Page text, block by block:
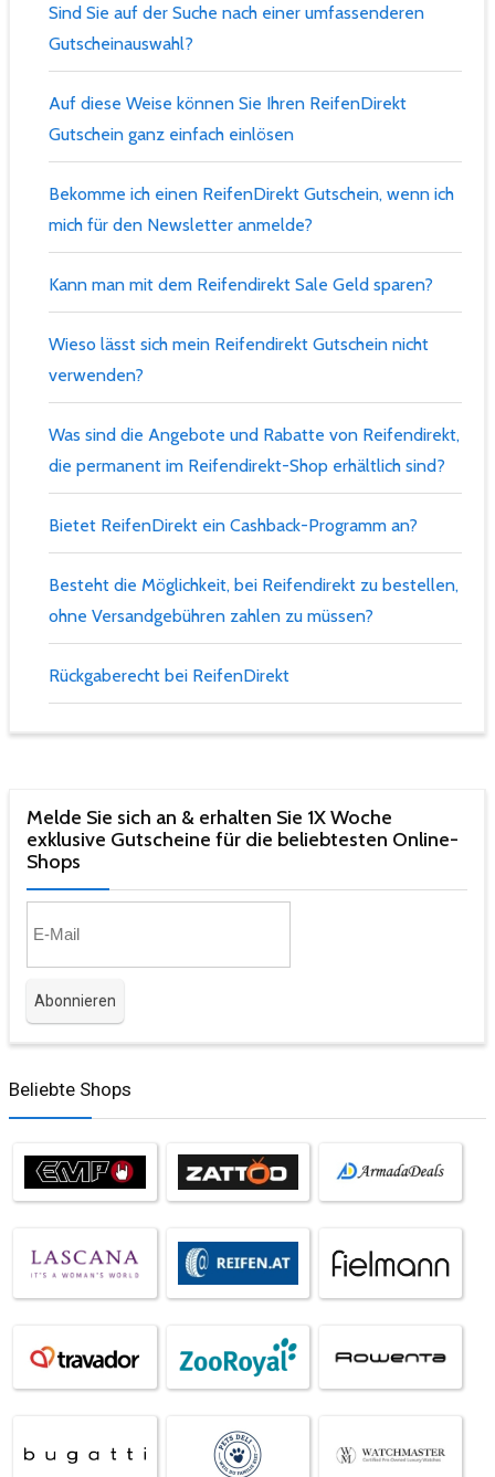
Sind Sie auf der Suche nach einer umfassenderen
Gutscheinauswahl?
Auf diese Weise können Sie Ihren ReifenDirekt
Gutschein ganz einfach einlösen
Bekomme ich einen ReifenDirekt Gutschein, wenn ich
mich für den Newsletter anmelde?
Kann man mit dem Reifendirekt Sale Geld sparen?
Wieso lässt sich mein Reifendirekt Gutschein nicht
verwenden?
Was sind die Angebote und Rabatte von Reifendirekt,
die permanent im Reifendirekt-Shop erhältlich sind?
Bietet ReifenDirekt ein Cashback-Programm an?
Besteht die Möglichkeit, bei Reifendirekt zu bestellen,
ohne Versandgebühren zahlen zu müssen?
Rückgaberecht bei ReifenDirekt
Melde Sie sich an & erhalten Sie 1X Woche
exklusive Gutscheine für die beliebtesten Online-
Shops​
Beliebte Shops